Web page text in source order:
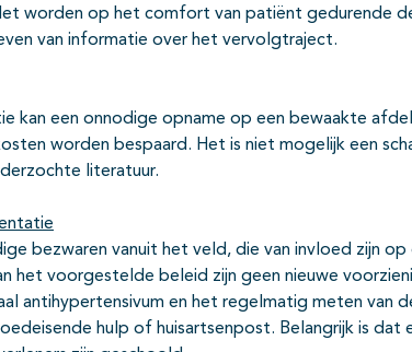
worden op het comfort van patiënt gedurende
van informatie over het vervolgtraject.
kan een onnodige opname op een bewaakte
worden bespaard. Het is niet mogelijk een
literatuur.
bezwaren vanuit het veld, die van invloed zijn op
het voorgestelde beleid zijn geen nieuwe
antihypertensivum en het regelmatig meten van
hulp of huisartsenpost. Belangrijk is dat